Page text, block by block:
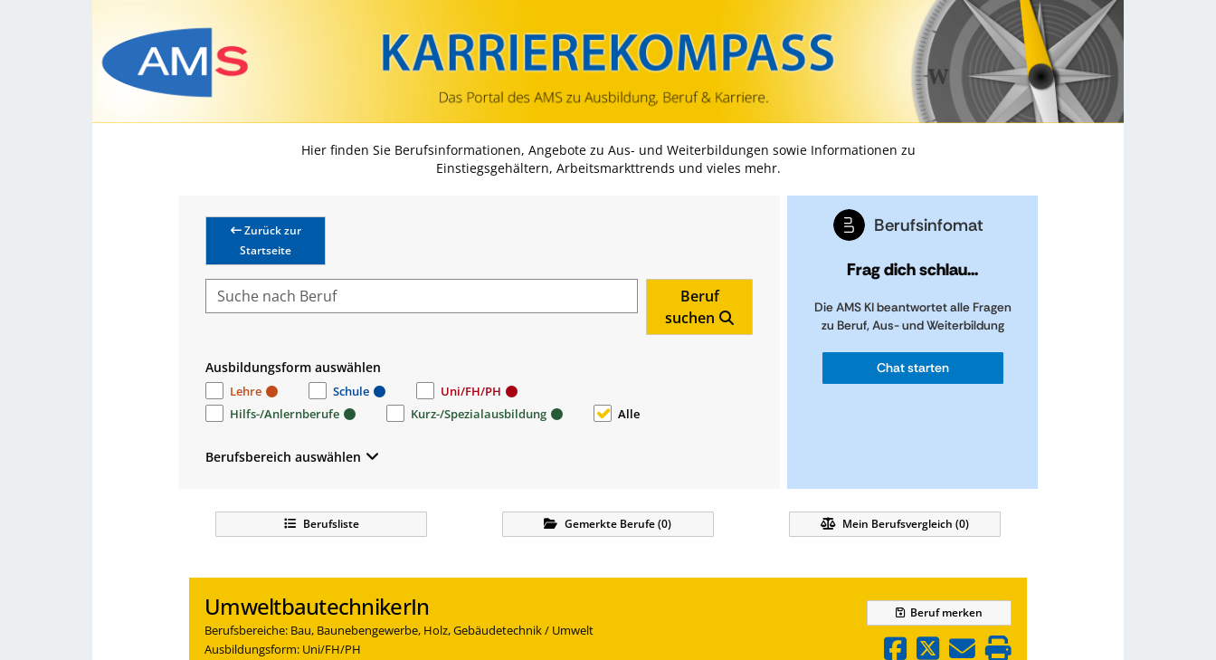
Zum Inhalt springen
Zum Navmenü springen
Zur Suche springen
Zur Footer springen
Hier finden Sie Berufsinformationen, Angebote zu Aus- und Weiterbildungen sowie Informationen zu
Einstiegsgehältern, Arbeitsmarkttrends und vieles mehr.
Zurück zur
Startseite
Beruf
suchen
Ausbildungsform auswählen
Lehre Schule
Uni/FH/PH
Hilfs-/Anlernberufe
Kurz-/Spezialausbildung Alle
Berufsbereich auswählen
Berufsinfomat
Frag dich schlau...
Die AMS KI beantwortet alle Fragen
zu Beruf, Aus- und Weiterbildung
Chat starten
Berufsliste Gemerkte Berufe(0) Mein Berufsvergleich (0)
UmweltbautechnikerIn
Berufsbereiche: Bau, Baunebengewerbe, Holz, Gebäudetechnik / Umwelt
Ausbildungsform: Uni/FH/PH
Berufmerken